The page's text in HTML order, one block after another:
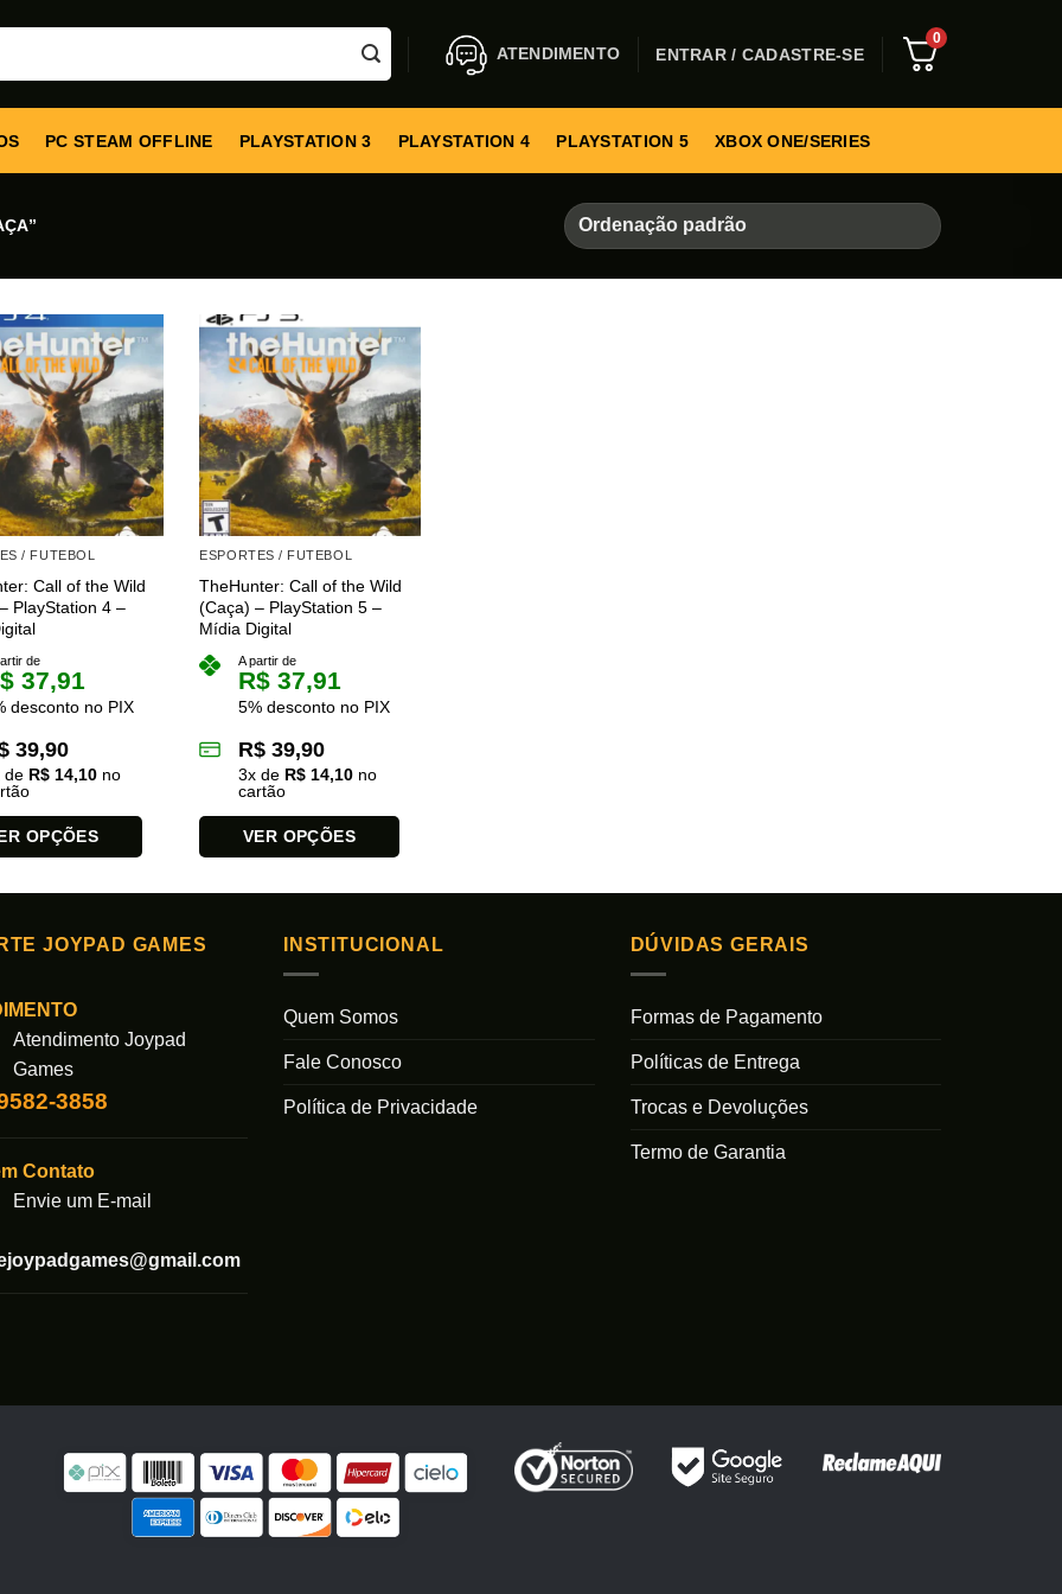
ATENDIMENTO ENTRAR / CADASTRE-SE
0
PC STEAM OFFLINE PLAYSTATION 3 PLAYSTATION 4 PLAYSTATION 5 XBOX ONE/SERIES
/ FUTEBOL
Call of the Wild
PlayStation 4 –
de
37,91
desconto no PIX
39,90
de R$14,10no
OPÇÕES
ESPORTES / FUTEBOL
TheHunter: Call of the Wild
(Caça) – PlayStation 5 –
Mídia Digital
A partir de
R$ 37,91
5% desconto no PIX
R$ 39,90
3x de R$ 14,10 no
cartão
VER OPÇÕES
produto
várias
JOYPAD GAMES
Atendimento Joypad
Games
3858
Contato
Envie um E-mail
INSTITUCIONAL
Quem Somos
Fale Conosco
Política de Privacidade
DÚVIDAS GERAIS
Formas de Pagamento
Políticas de Entrega
Trocas e Devoluções
Termo de Garantia